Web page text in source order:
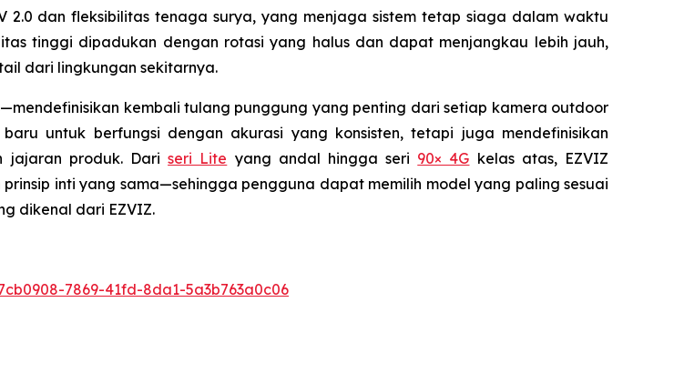
dan fleksibilitas tenaga surya, yang menjaga sistem tetap siaga dalam waktu
tinggi dipadukan dengan rotasi yang halus dan dapat menjangkau lebih jauh,
dari lingkungan sekitarnya.
kembali tulang punggung yang penting dari setiap kamera outdoor
untuk berfungsi dengan akurasi yang konsisten, tetapi juga mendefinisikan
jajaran produk. Dariseri Lite yang andal hingga seri 90× 4G kelas atas, EZVIZ
inti yang sama—sehingga pengguna dapat memilih model yang paling sesuai
dikenal dari EZVIZ.
7869-41fd-8da1-5a3b763a0c06